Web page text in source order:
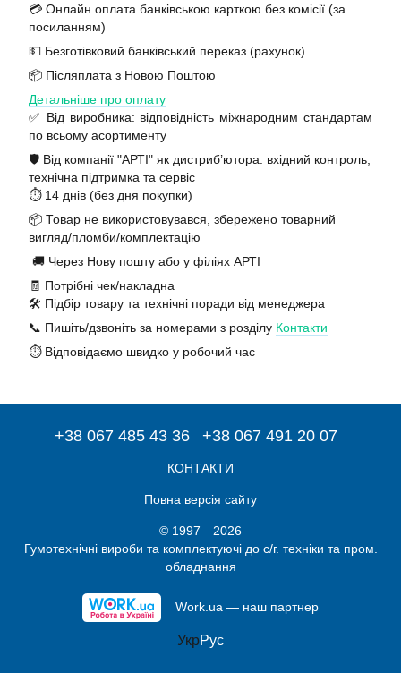
💳 Онлайн оплата банківською карткою без комісії (за
посиланням)
💵 Безготівковий банківський переказ (рахунок)
📦 Післяплата з Новою Поштою
Детальніше про оплату
✅ Від виробника: відповідність міжнародним стандартам
по всьому асортименту
🛡️ Від компанії "АРТІ" як дистриб’ютора: вхідний контроль,
технічна підтримка та сервіс
⏱️ 14 днів (без дня покупки)
📦 Товар не використовувався, збережено товарний
вигляд/пломби/комплектацію
🚚 Через Нову пошту або у філіях АРТІ
🧾 Потрібні чек/накладна
🛠️ Підбір товару та технічні поради від менеджера
📞 Пишіть/дзвоніть за номерами з розділу Контакти
⏱️ Відповідаємо швидко у робочий час
+38 067 485 43 36 +38 067 491 20 07
КОНТАКТИ
Повна версія сайту
© 1997—2026
Гумотехнічні вироби та комплектуючі до с/г. техніки та пром.
обладнання
Work.ua — наш партнер
УкрРус